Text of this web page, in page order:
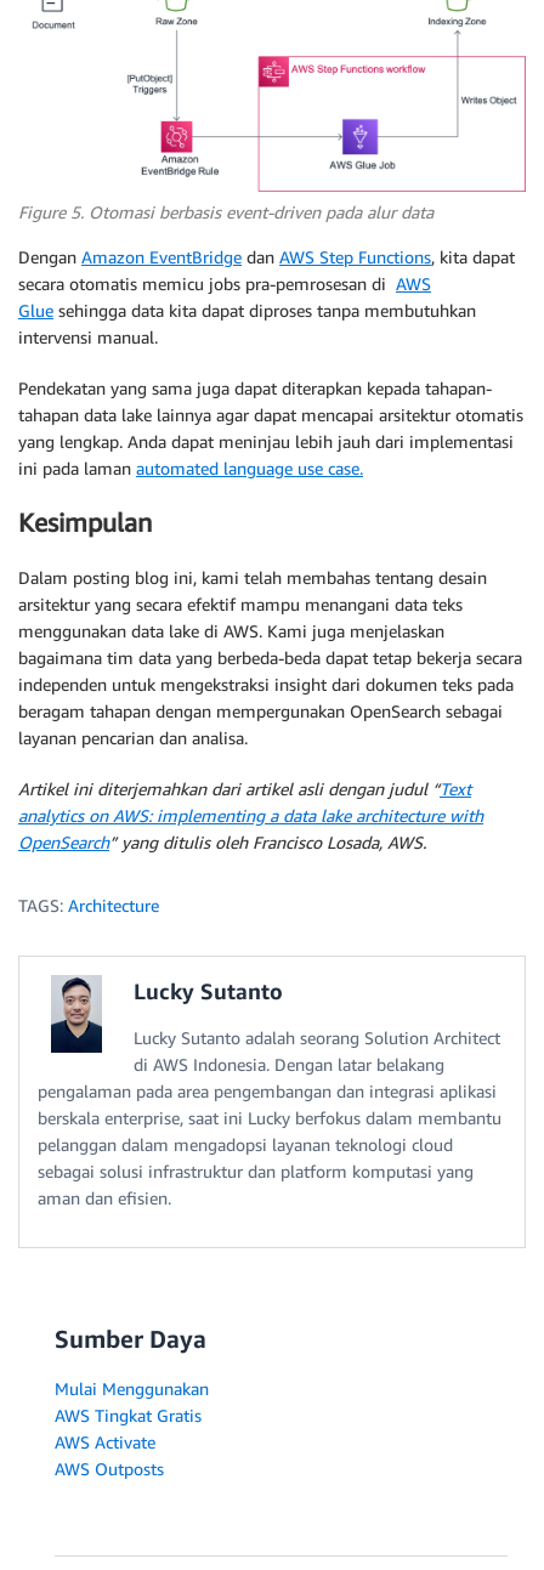
Figure 5. Otomasi berbasis event-driven pada alur data
Dengan Amazon EventBridge dan AWS Step Functions, kita dapat
secara otomatis memicu jobs pra-pemrosesan di AWS
Glue sehingga data kita dapat diproses tanpa membutuhkan
intervensi manual.
Pendekatan yang sama juga dapat diterapkan kepada tahapan-
tahapan data lake lainnya agar dapat mencapai arsitektur otomatis
yang lengkap. Anda dapat meninjau lebih jauh dari implementasi
ini pada laman automated language use case.
Kesimpulan
Dalam posting blog ini, kami telah membahas tentang desain
arsitektur yang secara efektif mampu menangani data teks
menggunakan data lake di AWS. Kami juga menjelaskan
bagaimana tim data yang berbeda-beda dapat tetap bekerja secara
independen untuk mengekstraksi insight dari dokumen teks pada
beragam tahapan dengan mempergunakan OpenSearch sebagai
layanan pencarian dan analisa.
Artikel ini diterjemahkan dari artikel asli dengan judul “Text
analytics on AWS: implementing a data lake architecture with
OpenSearch” yang ditulis oleh Francisco Losada, AWS.
TAGS: Architecture
Lucky Sutanto
Lucky Sutanto adalah seorang Solution Architect
di AWS Indonesia. Dengan latar belakang
pengalaman pada area pengembangan dan integrasi aplikasi
berskala enterprise, saat ini Lucky berfokus dalam membantu
pelanggan dalam mengadopsi layanan teknologi cloud
sebagai solusi infrastruktur dan platform komputasi yang
aman dan efisien.
Sumber Daya
Mulai Menggunakan
AWS Tingkat Gratis
AWS Activate
AWS Outposts